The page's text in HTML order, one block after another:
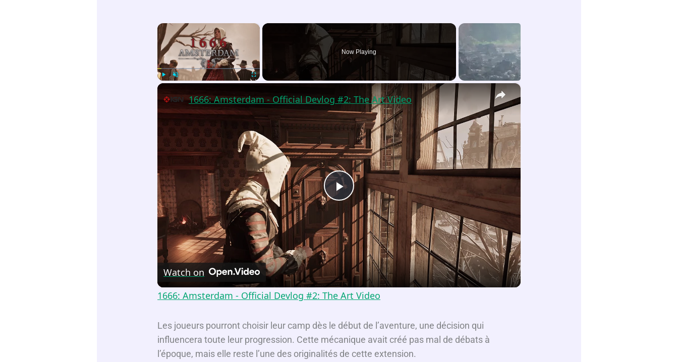
×
Now Playing
×
P
l
a
y
V
i
1666: Amsterdam - Official Devlog #2: The Art Video
Watch on
1666: Amsterdam - Official Devlog #2: The Art Video
Les joueurs pourront choisir leur camp dès le début de l’aventure, une décision qui
influencera toute leur progression. Cette mécanique avait créé pas mal de débats à
l’époque, mais elle reste l’une des originalités de cette extension.